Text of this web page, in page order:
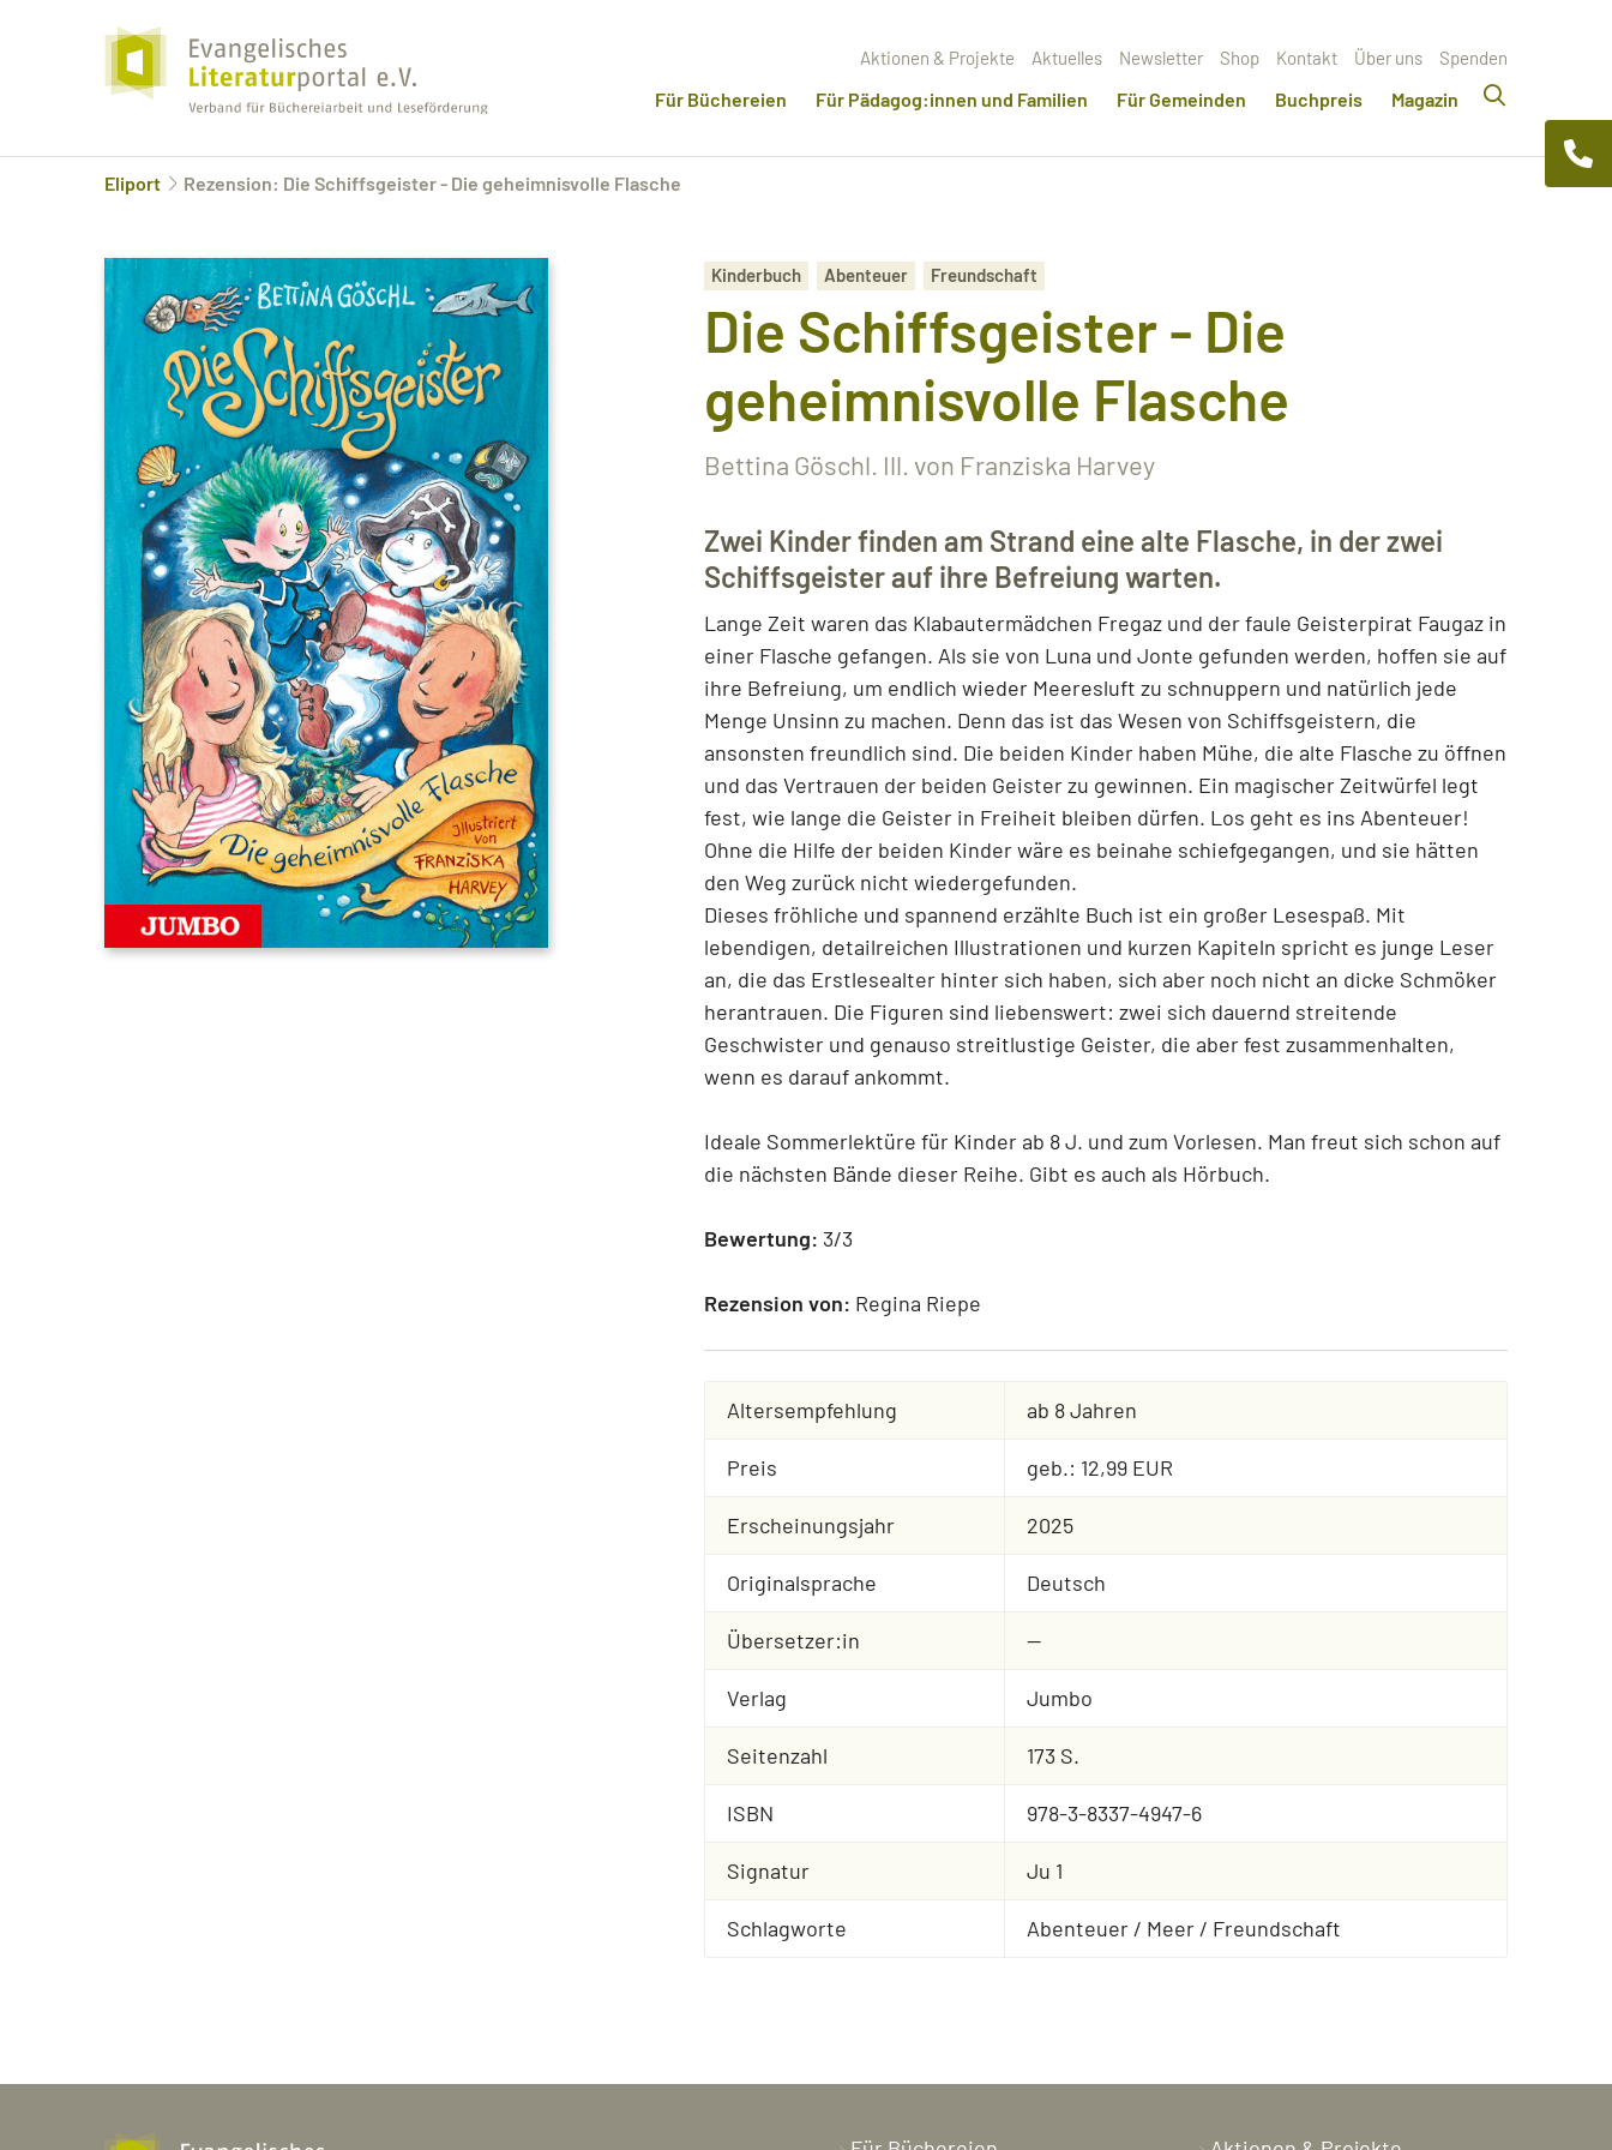
Aktionen & Projekte Aktuelles Newsletter Shop Kontakt Über uns Spenden
Für Büchereien Für Pädagog:innen und Familien Für Gemeinden Buchpreis Magazin
Eliport Rezension: Die Schiffsgeister - Die geheimnisvolle Flasche
Kinderbuch Abenteuer Freundschaft
Die Schiffsgeister - Die
geheimnisvolle Flasche
Bettina Göschl. Ill. von Franziska Harvey
Zwei Kinder finden am Strand eine alte Flasche, in der zwei
Schiffsgeister auf ihre Befreiung warten.
Lange Zeit waren das Klabautermädchen Fregaz und der faule Geisterpirat Faugaz in
einer Flasche gefangen. Als sie von Luna und Jonte gefunden werden, hoffen sie auf
ihre Befreiung, um endlich wieder Meeresluft zu schnuppern und natürlich jede
Menge Unsinn zu machen. Denn das ist das Wesen von Schiffsgeistern, die
ansonsten freundlich sind. Die beiden Kinder haben Mühe, die alte Flasche zu öffnen
und das Vertrauen der beiden Geister zu gewinnen. Ein magischer Zeitwürfel legt
fest, wie lange die Geister in Freiheit bleiben dürfen. Los geht es ins Abenteuer!
Ohne die Hilfe der beiden Kinder wäre es beinahe schiefgegangen, und sie hätten
den Weg zurück nicht wiedergefunden.
Dieses fröhliche und spannend erzählte Buch ist ein großer Lesespaß. Mit
lebendigen, detailreichen Illustrationen und kurzen Kapiteln spricht es junge Leser
an, die das Erstlesealter hinter sich haben, sich aber noch nicht an dicke Schmöker
herantrauen. Die Figuren sind liebenswert: zwei sich dauernd streitende
Geschwister und genauso streitlustige Geister, die aber fest zusammenhalten,
wenn es darauf ankommt.
Ideale Sommerlektüre für Kinder ab 8 J. und zum Vorlesen. Man freut sich schon auf
die nächsten Bände dieser Reihe. Gibt es auch als Hörbuch.
Bewertung: 3/3
Rezension von: Regina Riepe
Altersempfehlung ab 8 Jahren
Preis geb.: 12,99 EUR
Erscheinungsjahr 2025
Originalsprache Deutsch
Übersetzer:in --
Verlag Jumbo
Seitenzahl 173 S.
ISBN 978-3-8337-4947-6
Signatur Ju 1
Schlagworte Abenteuer / Meer / Freundschaft